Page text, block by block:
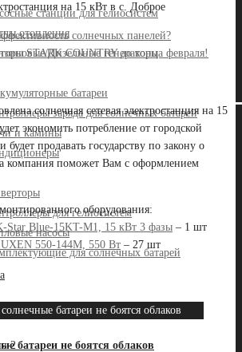
станции для гелиосистем
отопления
Дизельные генераторы
батареи
заряда для солнечных батарей
и камины
для гелиосистем
насосы
для солнечных батарей
2
на 15 кВт в с. Доброе
солнечных панелей?
STARK COUNTRY до конца февраля!
солнечная сетевая электростанция на 15
экономить потребление от городской
будет продавать государству по закону о
компания поможет Вам с оформлением
оборудования:
Star Blue-15KT-M1, 15 кВт 3 фазы – 1 шт
550-144M, 550 Вт – 27 шт
батареи не боятся облаков